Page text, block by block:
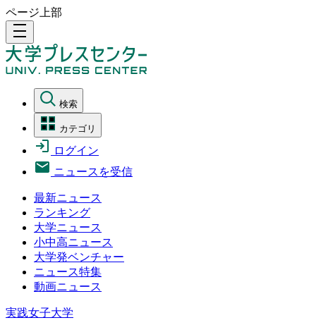
ページ上部
density_medium
検索
カテゴリ
ログイン
ニュースを受信
最新ニュース
ランキング
大学ニュース
小中高ニュース
大学発ベンチャー
ニュース特集
動画ニュース
実践女子大学